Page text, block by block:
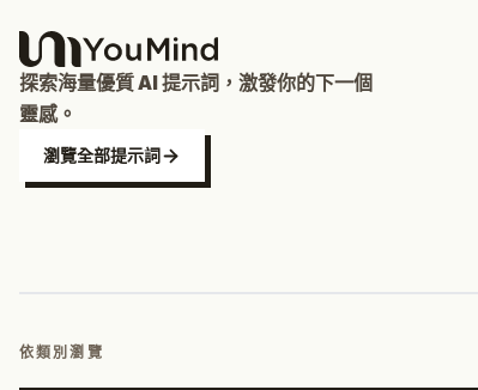
探索海量優質 AI 提示詞，激發你的下一個
靈感。
瀏覽全部提示詞
依類別瀏覽